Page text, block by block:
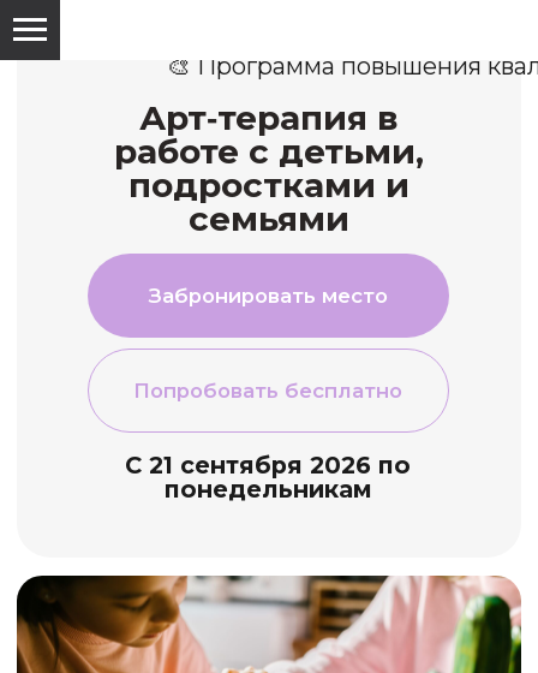
Арт‑терапия в
работе с детьми,
подростками и
семьями
Забронировать место
С 21 сентября 2026 по
понедельникам